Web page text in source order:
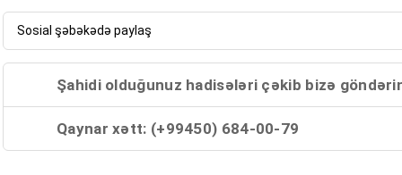
Sosial şəbəkədə paylaş
Şahidi olduğunuz hadisələri çəkib bizə
Qaynar xətt: (+99450) 684-00-79